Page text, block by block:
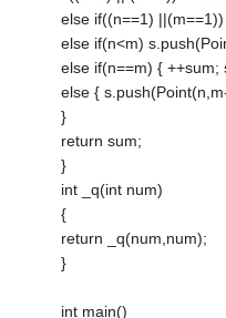
else if((n==1)
else if(n<m)
else if(n==m) {
else {
}
return sum;
}
int _q(int num)
{
return _q(num,num);
}
int main()